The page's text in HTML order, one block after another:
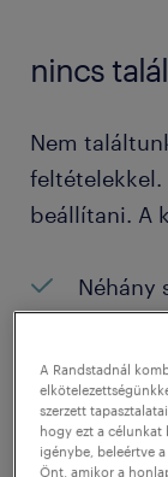
nincs
Nem
feltételekkel.
beállítani. A
Néhány
Adjon
A Randstadnál
szerzett
hogy ezt a célunkat
igénybe, beleértve
Önt, amikor a